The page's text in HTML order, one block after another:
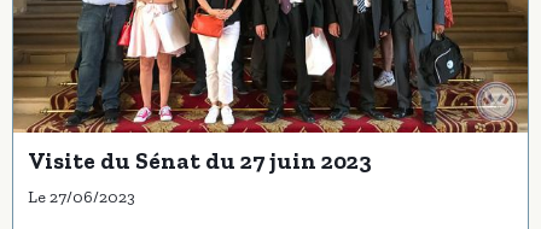
Visite du Sénat du 27 juin 2023
Le 27/06/2023